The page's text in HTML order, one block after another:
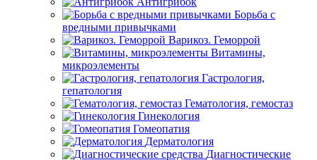
Борьба с
вредными привычками
Варикоз. Геморрой
Витамины,
микроэлементы
Гастрология,
гепатология
Гематология, гемостаз
Гинекология
Гомеопатия
Дерматология
Диагностические